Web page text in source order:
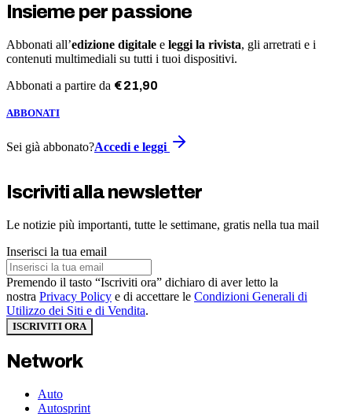
Insieme per passione
Abbonati all’edizione digitale e leggi la rivista, gli arretrati e i
contenuti multimediali su tutti i tuoi dispositivi.
Abbonati a partire da €21,90
ABBONATI
Sei già abbonato?Accedi e leggi
Iscriviti alla newsletter
Le notizie più importanti, tutte le settimane, gratis nella tua mail
Inserisci la tua email
Premendo il tasto “Iscriviti ora” dichiaro di aver letto la
nostra Privacy Policy e di accettare le Condizioni Generali di
Utilizzo dei Siti e di Vendita.
ISCRIVITI ORA
Network
Auto
Autosprint